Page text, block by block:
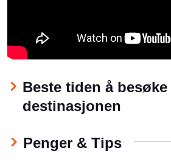
oppdageren Alvaro de Mendana
denne delen av Stillehavet og
finne i mange stedsnavn på øyen
landsby i Andalucia i det sørlige
Salomonøyene kom i fokus som
ligger restene tilbake og har blitt
Beste tiden å besøke
destinasjonen
Penger & Tips